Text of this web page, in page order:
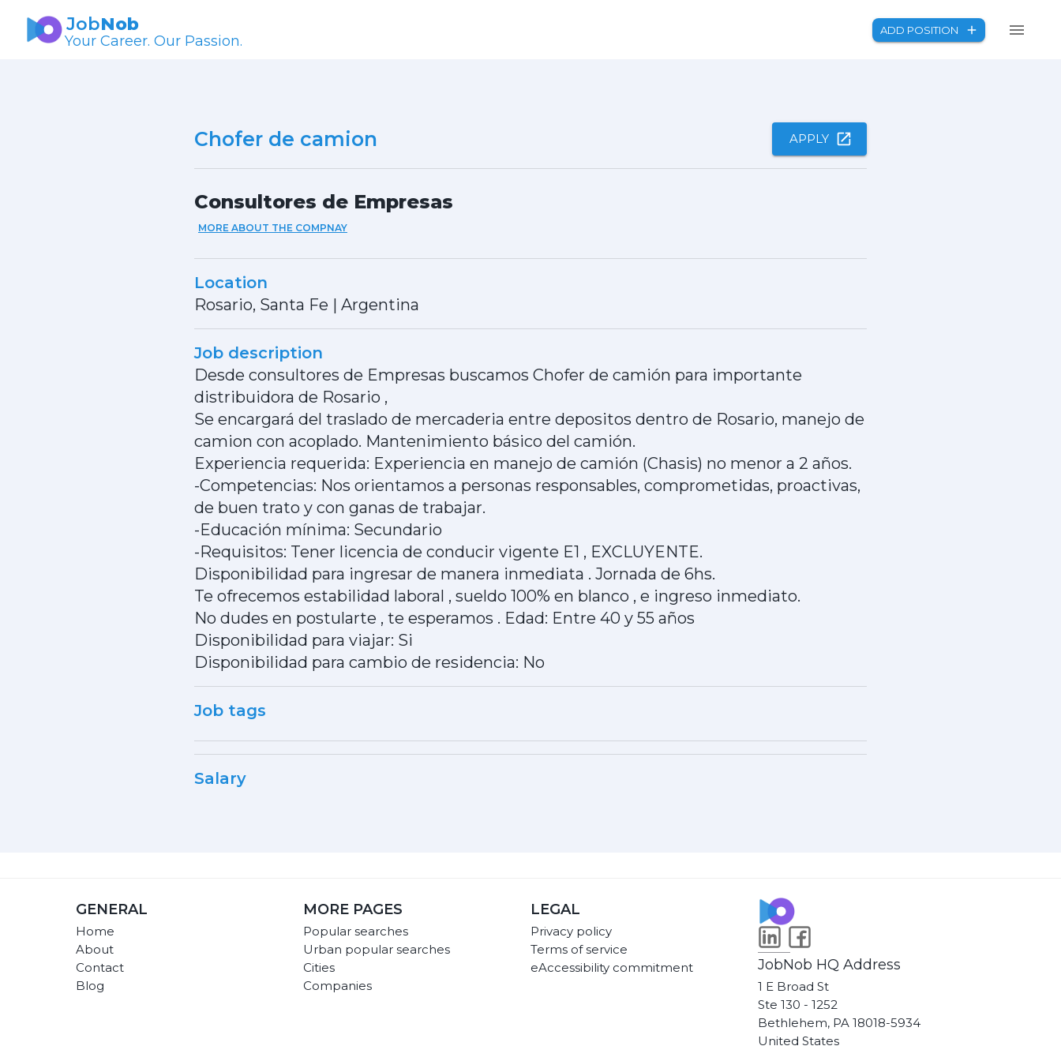
JobNob
Your Career. Our Passion.
ADD POSITION
Chofer de camion APPLY
Consultores de Empresas
MORE ABOUT THE COMPNAY
Location
Rosario, Santa Fe | Argentina
Job description
Desde consultores de Empresas buscamos Chofer de camión para importante
distribuidora de Rosario ,
Se encargará del traslado de mercaderia entre depositos dentro de Rosario, manejo de
camion con acoplado. Mantenimiento básico del camión.
Experiencia requerida: Experiencia en manejo de camión (Chasis) no menor a 2 años.
-Competencias: Nos orientamos a personas responsables, comprometidas, proactivas,
de buen trato y con ganas de trabajar.
-Educación mínima: Secundario
-Requisitos: Tener licencia de conducir vigente E1 , EXCLUYENTE.
Disponibilidad para ingresar de manera inmediata . Jornada de 6hs.
Te ofrecemos estabilidad laboral , sueldo 100% en blanco , e ingreso inmediato.
No dudes en postularte , te esperamos . Edad: Entre 40 y 55 años
Disponibilidad para viajar: Si
Disponibilidad para cambio de residencia: No
Job tags
Salary
GENERAL
Home
About
Contact
Blog
MORE PAGES
Popular searches
Urban popular searches
Cities
Companies
LEGAL
Privacy policy
Terms of service
eAccessibility commitment
JobNob HQ Address
1 E Broad St
Ste 130 - 1252
Bethlehem, PA 18018-5934
United States